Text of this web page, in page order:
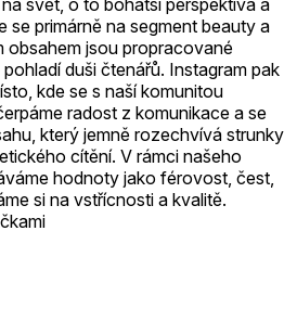
se primárně na segment beauty a
obsahem jsou propracované
duši čtenářů. Instagram pak
kde se s naší komunitou
radost z komunikace a se
který jemně rozechvívá strunky
cítění. V rámci našeho
hodnoty jako férovost, čest,
si na vstřícnosti a kvalitě.